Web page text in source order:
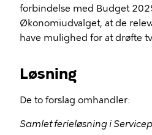
forbindelse med Budget
Økonomiudvalget, at de
have mulighed for at drøfte
Løsning
De to forslag omhandler:
Samlet ferieløsning i